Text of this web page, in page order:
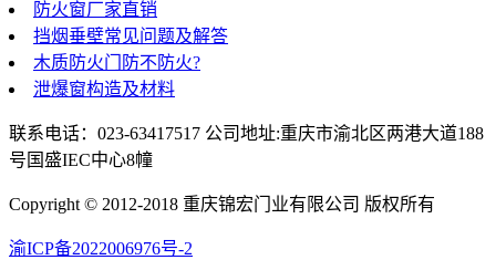
防火窗厂家直销
挡烟垂壁常见问题及解答
木质防火门防不防火?
泄爆窗构造及材料
联系电话：023-63417517 公司地址:重庆市渝北区两港大道188
号国盛IEC中心8幢
Copyright © 2012-2018 重庆锦宏门业有限公司 版权所有
渝ICP备2022006976号-2